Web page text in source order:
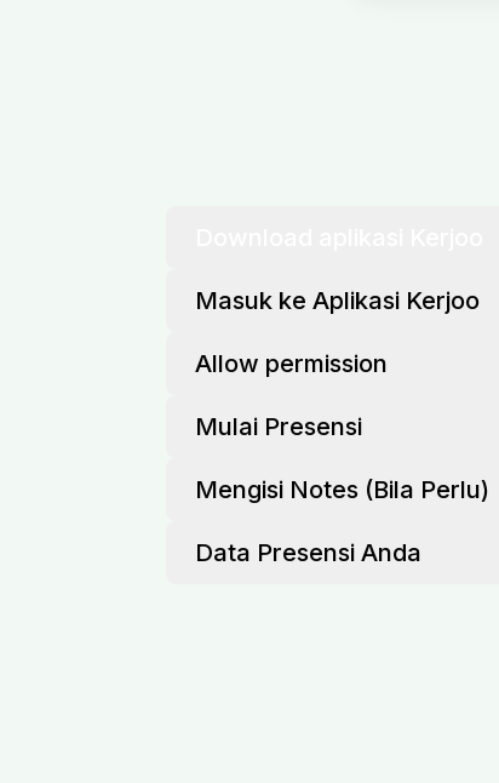
Masuk ke Aplikasi Kerjoo
Allow permission
Mulai Presensi
Mengisi Notes (Bila Perlu)
Data Presensi Anda